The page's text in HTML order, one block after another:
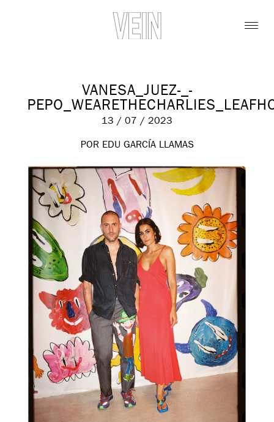
VANESA_JUEZ-_-
13 / 07 / 2023
POR EDU GARCÍA LLAMAS